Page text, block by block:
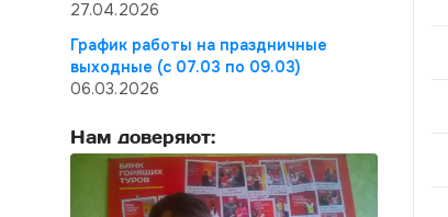
27.04.2026
График работы на праздничные
выходные (с 07.03 по 09.03)
06.03.2026
Нам доверяют: